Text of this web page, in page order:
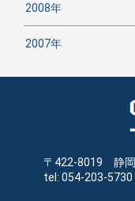
2008年
2007年
〒422-8019 静岡
tel: 054-203-